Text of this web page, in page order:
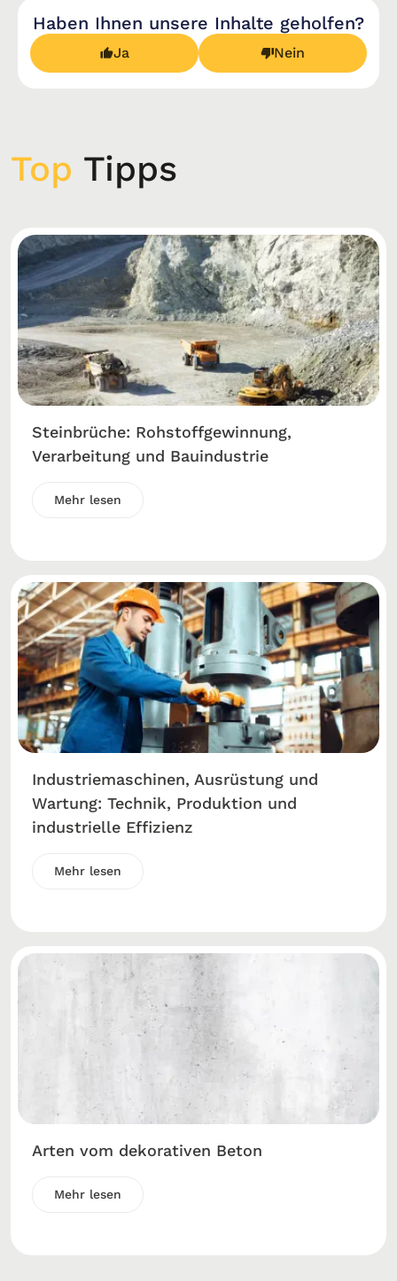
Haben Ihnen unsere Inhalte geholfen?
Ja Nein
Top Tipps
Steinbrüche: Rohstoffgewinnung,
Verarbeitung und Bauindustrie
Mehr lesen
Industriemaschinen, Ausrüstung und
Wartung: Technik, Produktion und
industrielle Effizienz
Mehr lesen
Arten vom dekorativen Beton
Mehr lesen